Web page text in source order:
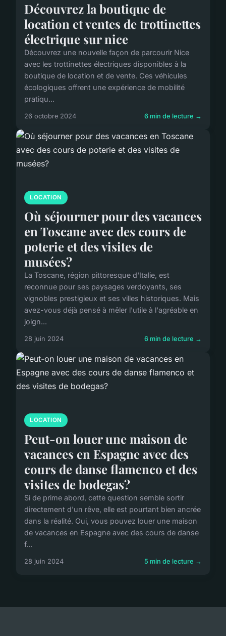
Découvrez la boutique de
location et ventes de trottinettes
électrique sur nice
Découvrez une nouvelle façon de parcourir Nice
avec les trottinettes électriques disponibles à la
boutique de location et de vente. Ces véhicules
écologiques offrent une expérience de mobilité
pratiqu...
26 octobre 2024 6 min de lecture →
LOCATION
Où séjourner pour des vacances
en Toscane avec des cours de
poterie et des visites de
musées?
La Toscane, région pittoresque d'Italie, est
reconnue pour ses paysages verdoyants, ses
vignobles prestigieux et ses villes historiques. Mais
avez-vous déjà pensé à mêler l'utile à l'agréable en
joign...
28 juin 2024 6 min de lecture →
LOCATION
Peut-on louer une maison de
vacances en Espagne avec des
cours de danse flamenco et des
visites de bodegas?
Si de prime abord, cette question semble sortir
directement d'un rêve, elle est pourtant bien ancrée
dans la réalité. Oui, vous pouvez louer une maison
de vacances en Espagne avec des cours de danse
f...
28 juin 2024 5 min de lecture →